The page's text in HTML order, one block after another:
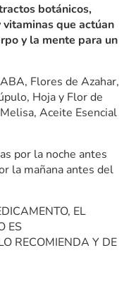
botánicos,
que actúan
y la mente para un
Flores de Azahar,
Hoja y Flor de
Aceite Esencial
por la noche antes
la mañana antes del
EL
ES
RECOMIENDA Y DE